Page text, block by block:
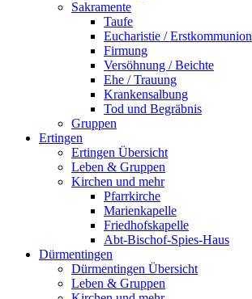
Sakramente
Taufe
Eucharistie / Erstkommunion
Firmung
Versöhnung / Beichte
Ehe / Trauung
Krankensalbung
Tod und Begräbnis
Gruppen
Ertingen
Ertingen Übersicht
Leben & Gruppen
Kirchen und mehr
Pfarrkirche
Marienkapelle
Friedhofskapelle
Abt-Bischof-Spies-Haus
Dürmentingen
Dürmentingen Übersicht
Leben & Gruppen